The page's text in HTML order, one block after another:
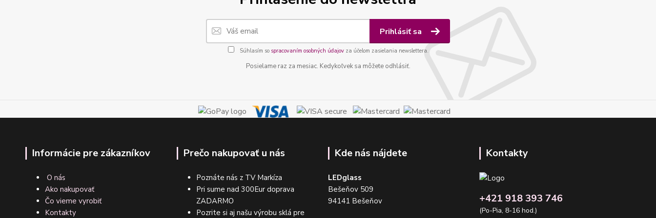
Prihlásiť sa
Súhlasím so spracovaním osobných údajovza účelom zasielania newslettera.
Posielame raz za mesiac. Kedykoľvek sa môžete odhlásiť.
Informácie pre zákazníkov
O nás
Ako nakupovať
Čo vieme vyrobiť
Kontakty
Prečo nakupovať u nás
Poznáte nás z TV Markíza
Pri sume nad 300Eur doprava
ZADARMO
Pozrite si aj našu výrobu sklá pre
Kde nás nájdete
LEDglass
Bešeňov 509
94141 Bešeňov
Kontakty
+421 918 393 746
(Po-Pia, 8-16 hod.)